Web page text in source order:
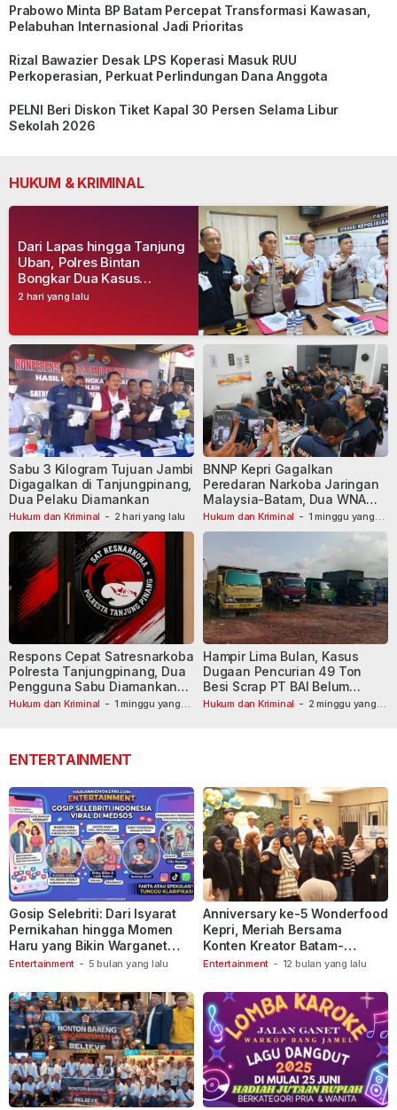
Prabowo Minta BP Batam Percepat Transformasi Kawasan,
Pelabuhan Internasional Jadi Prioritas
Rizal Bawazier Desak LPS Koperasi Masuk RUU
Perkoperasian, Perkuat Perlindungan Dana Anggota
PELNI Beri Diskon Tiket Kapal 30 Persen Selama Libur
Sekolah 2026
HUKUM & KRIMINAL
2 hari yang lalu
Dari Lapas hingga Tanjung
Uban, Polres Bintan
Bongkar Dua Kasus
Narkoba, Empat Tersangka
Hukum dan Kriminal - 2 hari yang lalu
Sabu 3 Kilogram Tujuan Jambi
Digagalkan di Tanjungpinang,
Dua Pelaku Diamankan
Hukum dan Kriminal - 1 minggu yang
BNNP Kepri Gagalkan
Peredaran Narkoba Jaringan
Malaysia-Batam, Dua WNA
Masih Diburu
Hukum dan Kriminal - 1 minggu yang
Respons Cepat Satresnarkoba
Polresta Tanjungpinang, Dua
Pengguna Sabu Diamankan
Usai Dilaporkan ke Call Center
Hukum dan Kriminal - 2 minggu yang
Hampir Lima Bulan, Kasus
Dugaan Pencurian 49 Ton
Besi Scrap PT BAI Belum
Tetapkan Tersangka
ENTERTAINMENT
Entertainment - 5 bulan yang lalu
Gosip Selebriti: Dari Isyarat
Pernikahan hingga Momen
Haru yang Bikin Warganet
Berspekulasi
Entertainment - 12 bulan yang lalu
Anniversary ke-5 Wonderfood
Kepri, Meriah Bersama
Konten Kreator Batam-
Tanjungpinang